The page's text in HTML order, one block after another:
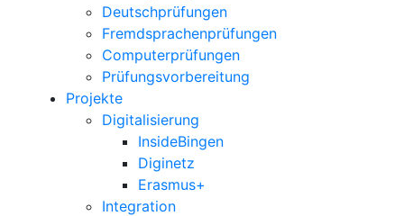
Deutschprüfungen
Fremdsprachenprüfungen
Computerprüfungen
Prüfungsvorbereitung
Projekte
Digitalisierung
InsideBingen
Diginetz
Erasmus+
Integration